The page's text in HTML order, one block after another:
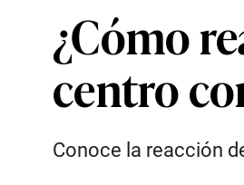
¿Cómo
centro
Conoce la reacción